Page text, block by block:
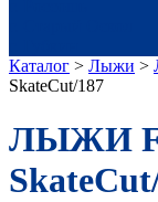
Каталог > Лыжи >
SkateCut/187
ЛЫЖИ